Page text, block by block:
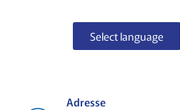
Select language
Adresse